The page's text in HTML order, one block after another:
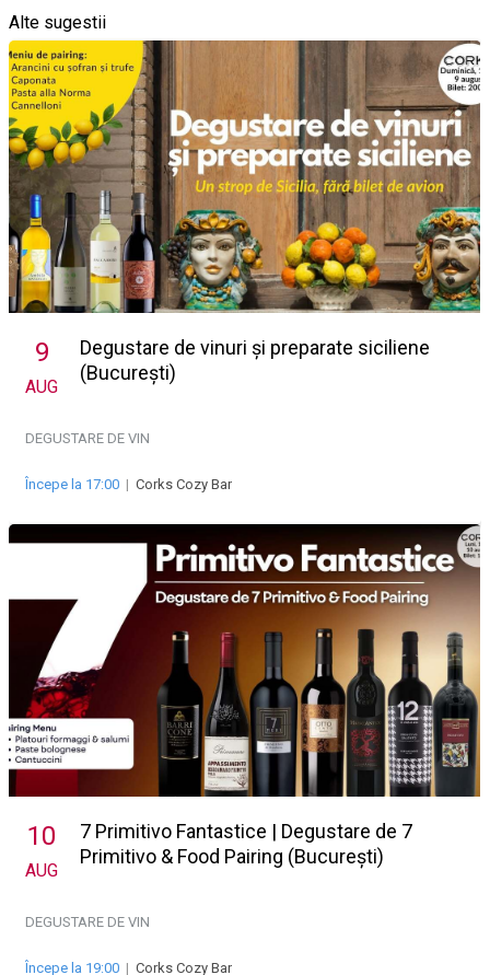
Alte sugestii
9
AUG
Degustare de vinuri și preparate siciliene
(București)
DEGUSTARE DE VIN
Începe la 17:00 | Corks Cozy Bar
10
AUG
7 Primitivo Fantastice | Degustare de 7
Primitivo & Food Pairing (București)
DEGUSTARE DE VIN
Începe la 19:00 | Corks Cozy Bar